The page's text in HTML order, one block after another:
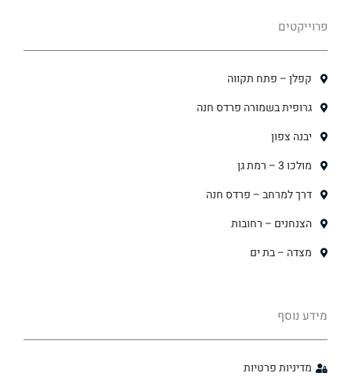
פרוייקטים
קפלן – פתח תקווה
גרופית בשמורה פרדס חנה
יבנה צפון
מולכו 3 – רמת גן
דרך למרחב – פרדס חנה
הצנחנים – רחובות
מצדה – בת ים
מידע נוסף
מדיניות פרטיות